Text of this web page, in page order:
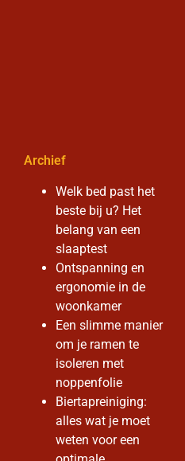
Archief
Welk bed past het
beste bij u? Het
belang van een
slaaptest
Ontspanning en
ergonomie in de
woonkamer
Een slimme manier
om je ramen te
isoleren met
noppenfolie
Biertapreiniging:
alles wat je moet
weten voor een